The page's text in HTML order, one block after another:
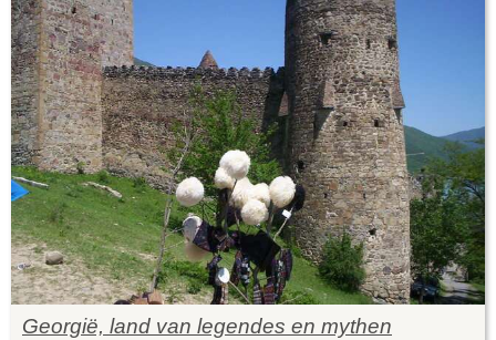
Georgië, land van legendes en mythen